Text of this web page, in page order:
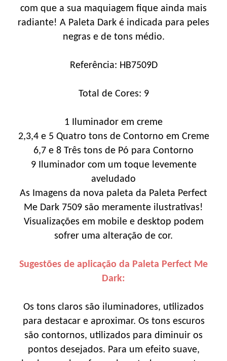
com que a sua maquiagem fique ainda mais
radiante! A Paleta Dark é indicada para peles
negras e de tons médio.
Referência: HB7509D
Total de Cores: 9
1 Iluminador em creme
2,3,4 e 5 Quatro tons de Contorno em Creme
6,7 e 8 Três tons de Pó para Contorno
9 Iluminador com um toque levemente
aveludado
As Imagens da nova paleta da Paleta Perfect
Me Dark 7509 são meramente ilustrativas!
Visualizações em mobile e desktop podem
sofrer uma alteração de cor.
Sugestões de aplicação da Paleta Perfect Me
Dark:
Os tons claros são iluminadores, utilizados
para destacar e aproximar. Os tons escuros
são contornos, utilizados para diminuir os
pontos desejados. Para um efeito suave,